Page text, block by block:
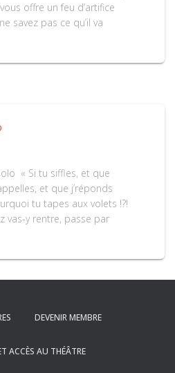
offre un feu d’artifice
savez pas ce qu’il va
« Si tu siffles, et que
et que j’réponds
tu tapes aux volets !?!
vas-y rentre, passe par
DEVENIR MEMBRE
ACCÈS AU THÉÂTRE